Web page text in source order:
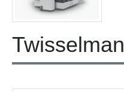
Twisselman